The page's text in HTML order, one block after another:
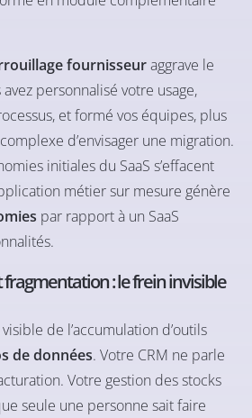
fournisseuraggrave le
personnalisé votre usage,
et formé vos équipes, plus
d’envisager une migration.
initiales du SaaS s’effacent
métier sur mesure génère
par rapport à un SaaS
fragmentation : le frein invisible
de l’accumulation d’outils
de données. Votre CRM ne parle
Votre gestion des stocks
seule une personne sait faire